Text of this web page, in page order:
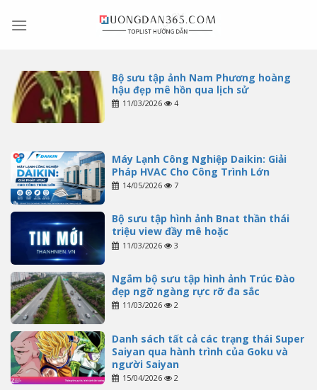
Bộ sưu tập ảnh Nam Phương hoàng
hậu đẹp mê hồn qua lịch sử
11/03/2026 4
Máy Lạnh Công Nghiệp Daikin: Giải
Pháp HVAC Cho Công Trình Lớn
14/05/2026 7
Bộ sưu tập hình ảnh Bnat thần thái
triệu view đầy mê hoặc
11/03/2026 3
Ngắm bộ sưu tập hình ảnh Trúc Đào
đẹp ngỡ ngàng rực rỡ đa sắc
11/03/2026 2
Danh sách tất cả các trạng thái Super
Saiyan qua hành trình của Goku và
người Saiyan
15/04/2026 2